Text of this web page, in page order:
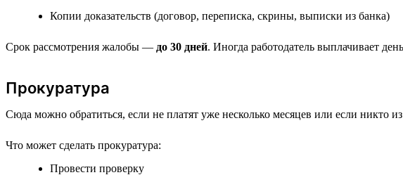
Копии доказательств (договор, переписка, скрины, выписки из банка)
Срок рассмотрения жалобы — до 30 дней. Иногда работодатель выплачивает
Прокуратура
Сюда можно обратиться, если не платят уже несколько месяцев или если никто
Что может сделать прокуратура:
Провести проверку